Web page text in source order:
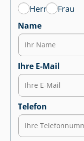
Herr
Frau
Name
Ihre E-Mail
Telefon